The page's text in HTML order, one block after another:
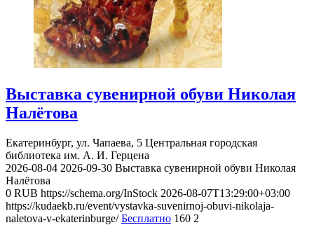
Выставка сувенирной обуви Николая
Налётова
Екатеринбург, ул. Чапаева, 5 Центральная городская
библиотека им. А. И. Герцена
2026-08-04 2026-09-30 Выставка сувенирной обуви Николая
Налётова
0 RUB https://schema.org/InStock 2026-08-07T13:29:00+03:00
https://kudaekb.ru/event/vystavka-suvenirnoj-obuvi-nikolaja-
naletova-v-ekaterinburge/ Бесплатно 160 2